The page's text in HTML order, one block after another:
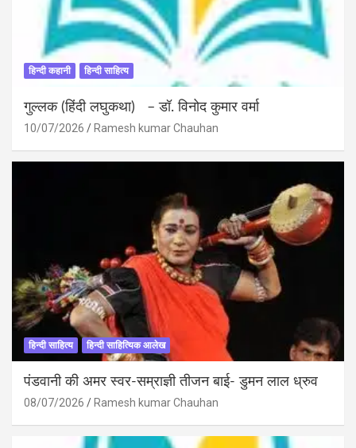
हिन्दी कहानी हिन्दी साहित्य
गुल्लक (हिंदी लघुकथा) – डॉ. विनोद कुमार वर्मा
10/07/2026 Ramesh kumar Chauhan
हिन्दी साहित्य हिन्दी साहित्यिक आलेख
पंडवानी की अमर स्वर-सम्राज्ञी तीजन बाई- डुमन लाल ध्रुव
08/07/2026 Ramesh kumar Chauhan